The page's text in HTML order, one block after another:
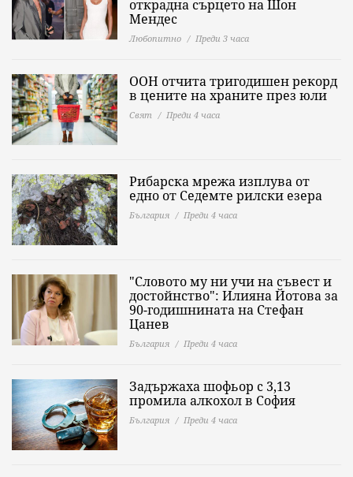
открадна сърцето на Шон
Мендес
Любопитно Преди 3 часа
ООН отчита тригодишен рекорд
в цените на храните през юли
Свят Преди 4 часа
Рибарска мрежа изплува от
едно от Седемте рилски езера
България Преди 4 часа
"Словото му ни учи на съвест и
достойнство": Илияна Йотова за
90-годишнината на Стефан
Цанев
България Преди 4 часа
Задържаха шофьор с 3,13
промила алкохол в София
България Преди 4 часа